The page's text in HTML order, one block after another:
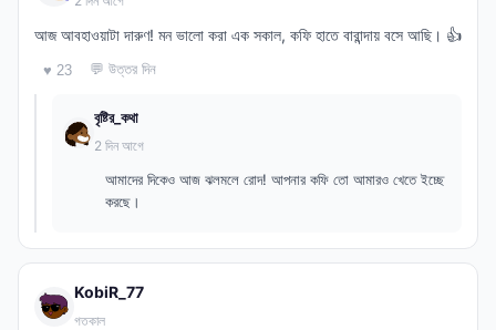
আজ আবহাওয়াটা দারুণ! মন ভালো করা এক সকাল, কফি হাতে বারান্দায় বসে আছি। 👍
♥ 23 💬 উত্তর দিন
বৃষ্টির_কথা
2 দিন আগে
আমাদের দিকেও আজ ঝলমলে রোদ! আপনার কফি তো আমারও খেতে ইচ্ছে
করছে।
KobiR_77
গতকাল